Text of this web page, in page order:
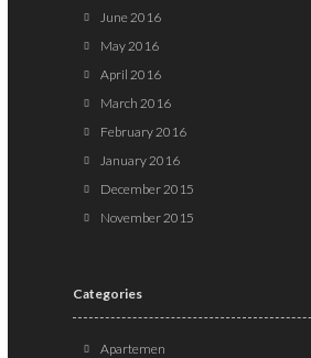
June 2016
May 2016
April 2016
March 2016
February 2016
January 2016
December 2015
November 2015
Categories
Apartemen